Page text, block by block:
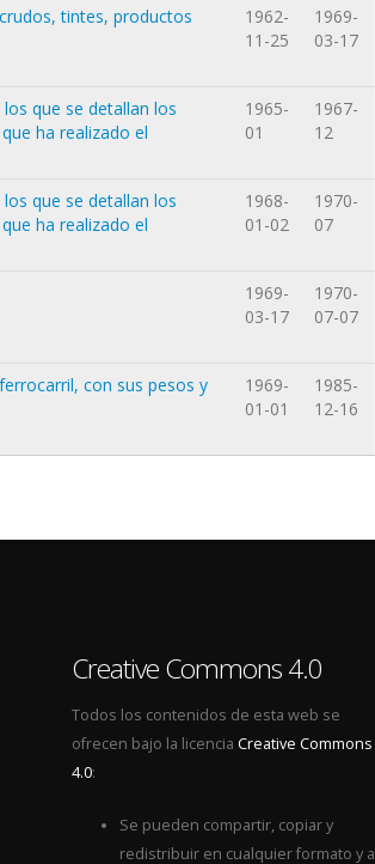
tintes, productos
1962-
11-25
1969-
03-17
que se detallan los
ha realizado el
1965-
01
1967-
12
que se detallan los
ha realizado el
1968-
01-02
1970-
07
1969-
03-17
1970-
07-07
con sus pesos y
1969-
01-01
1985-
12-16
Creative Commons 4.0
Todos los contenidos de esta web se
ofrecen bajo la licencia Creative Commons
4.0:
Se pueden compartir, copiar y
redistribuir en cualquier formato y a